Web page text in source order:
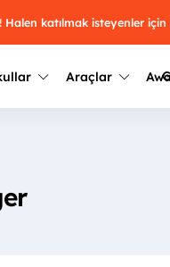
katılmak isteyenler
keşfet.
Araçlar